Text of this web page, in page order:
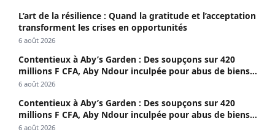
L’art de la résilience : Quand la gratitude et l’acceptation
transforment les crises en opportunités
6 août 2026
Contentieux à Aby’s Garden : Des soupçons sur 420
millions F CFA, Aby Ndour inculpée pour abus de biens
sociaux
6 août 2026
Contentieux à Aby’s Garden : Des soupçons sur 420
millions F CFA, Aby Ndour inculpée pour abus de biens
sociaux
6 août 2026